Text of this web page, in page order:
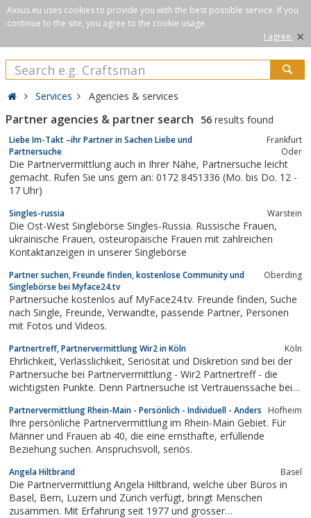
Axxus.eu uses cookies to provide you with the best possible service. If you
continue to the site, you agree to the cookie usage.
I agree. ×
Services Agencies & services
Partner agencies & partner search 56 results found
Liebe Im-Takt –ihr Partner in Sachen Liebe und
Partnersuche
Frankfurt
Oder
Die Partnervermittlung auch in Ihrer Nähe, Partnersuche leicht
gemacht. Rufen Sie uns gern an: 0172 8451336 (Mo. bis Do. 12 -
17 Uhr)
Singles-russia Warstein
Die Ost-West Singlebörse Singles-Russia. Russische Frauen,
ukrainische Frauen, osteuropäische Frauen mit zahlreichen
Kontaktanzeigen in unserer Singlebörse
Partner suchen, Freunde finden, kostenlose Community und
Singlebörse bei Myface24.tv
Oberding
Partnersuche kostenlos auf MyFace24.tv. Freunde finden, Suche
nach Single, Freunde, Verwandte, passende Partner, Personen
mit Fotos und Videos.
Partnertreff, Partnervermittlung Wir2 in Köln Köln
Ehrlichkeit, Verlässlichkeit, Seriösität und Diskretion sind bei der
Partnersuche bei Partnervermittlung - Wir2 Partnertreff - die
wichtigsten Punkte. Denn Partnersuche ist Vertrauenssache bei
Partnervermittlung Rhein-Main - Persönlich - Individuell - Anders Hofheim
Ihre persönliche Partnervermittlung im Rhein-Main Gebiet. Für
Männer und Frauen ab 40, die eine ernsthafte, erfüllende
Beziehung suchen. Anspruchsvoll, seriös.
Angela Hiltbrand Basel
Die Partnervermittlung Angela Hiltbrand, welche über Büros in
Basel, Bern, Luzern und Zürich verfügt, bringt Menschen
zusammen. Mit Erfahrung seit 1977 und grosser